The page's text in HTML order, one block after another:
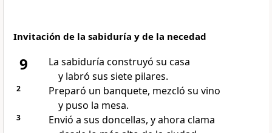
Invitación de la sabiduría y de la necedad
9
La sabiduría construyó su casa
y labró sus siete pilares.
2
Preparó un banquete, mezcló su vino
y puso la mesa.
3
Envió a sus doncellas, y ahora clama